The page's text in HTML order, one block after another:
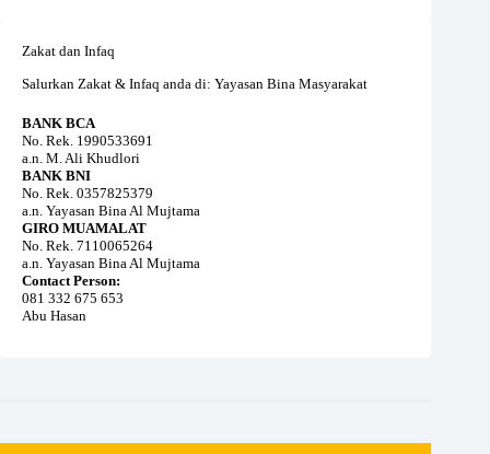
Zakat dan Infaq
Salurkan Zakat & Infaq anda di: Yayasan Bina Masyarakat
BANK BCA
No. Rek. 1990533691
a.n. M. Ali Khudlori
BANK BNI
No. Rek. 0357825379
a.n. Yayasan Bina Al Mujtama
GIRO MUAMALAT
No. Rek. 7110065264
a.n. Yayasan Bina Al Mujtama
Contact Person:
081 332 675 653
Abu Hasan